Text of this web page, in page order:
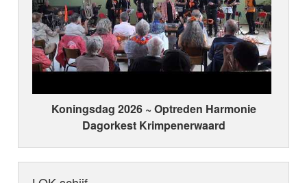
Koningsdag 2026 ~ Optreden Harmonie
Dagorkest Krimpenerwaard